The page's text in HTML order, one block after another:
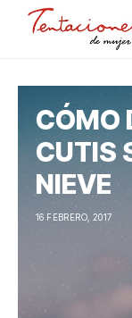
CÓMO
CUTIS
NIEVE
16 FEBRERO, 2017